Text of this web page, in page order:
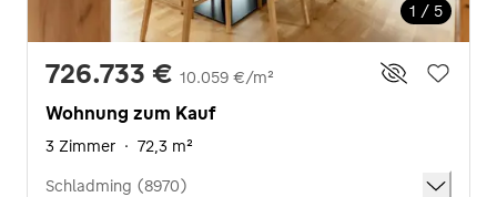
1 / 5
726.733 € 10.059 €/m²
Wohnung zum Kauf
3 Zimmer · 72,3 m²
Schladming (8970)